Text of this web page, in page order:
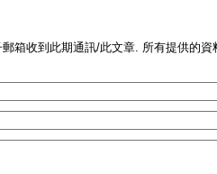
箱收到此期通訊/此文章. 所有提供的資